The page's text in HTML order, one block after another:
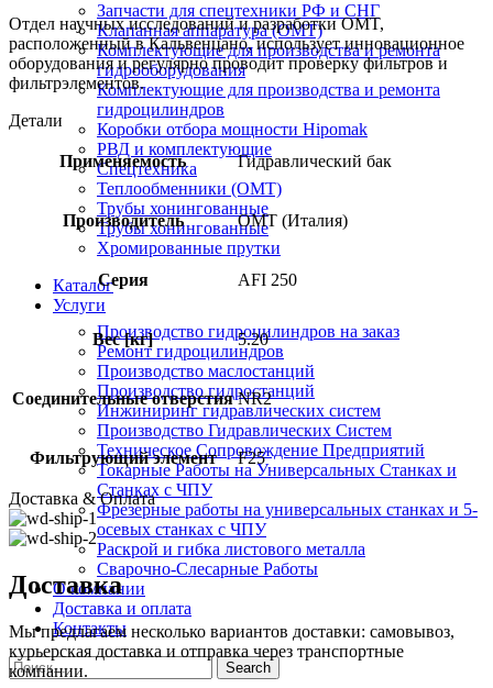
Запчасти для спецтехники РФ и СНГ
Клапанная аппаратура (OMT)
Комплектующие для производства и ремонта
гидрооборудования
Комплектующие для производства и ремонта
гидроцилиндров
Коробки отбора мощности Hipomak
РВД и комплектующие
Спецтехника
Теплообменники (OMT)
Трубы хонингованные
Трубы хонингованные
Хромированные прутки
Каталог
Услуги
Производство гидроцилиндров на заказ
Ремонт гидроцилиндров
Производство маслостанций
Производство гидростанций
Инжиниринг гидравлических систем
Производство Гидравлических Систем
Техническое Сопровождение Предприятий
Токарные Работы на Универсальных Станках и
Станках с ЧПУ
Фрезерные работы на универсальных станках и 5-
осевых станках с ЧПУ
Раскрой и гибка листового металла
Сварочно-Слесарные Работы
О компании
Доставка и оплата
Контакты
Search
Отдел научных исследований и разработки OMT,
расположенный в Кальвенцано, использует инновационное
оборудования и регулярно проводит проверку фильтров и
фильтрэлементов.
Детали
Применяемость Гидравлический бак
Производитель OMT (Италия)
Серия AFI 250
Вес [кг] 5.20
Соединительные отверстия NR2
Фильтрующий элемент F25
Доставка & Оплата
Доставка
Мы предлагаем несколько вариантов доставки: самовывоз,
курьерская доставка и отправка через транспортные
компании.